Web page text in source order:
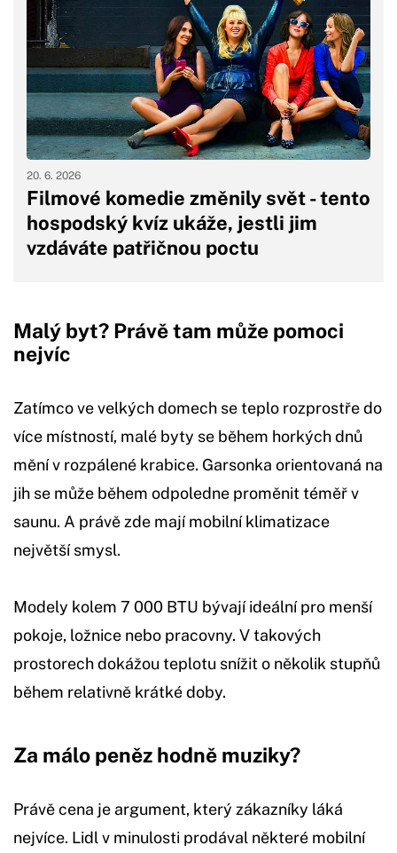
Filmové komedie změnily svět - tento
hospodský kvíz ukáže, jestli jim
vzdáváte patřičnou poctu
20. 6. 2026
Malý byt? Právě tam může pomoci
nejvíc
Zatímco ve velkých domech se teplo rozprostře do
více místností, malé byty se během horkých dnů
mění v rozpálené krabice. Garsonka orientovaná na
jih se může během odpoledne proměnit téměř v
saunu. A právě zde mají mobilní klimatizace
největší smysl.
Modely kolem 7 000 BTU bývají ideální pro menší
pokoje, ložnice nebo pracovny. V takových
prostorech dokážou teplotu snížit o několik stupňů
během relativně krátké doby.
Za málo peněz hodně muziky?
Právě cena je argument, který zákazníky láká
nejvíce. Lidl v minulosti prodával některé mobilní